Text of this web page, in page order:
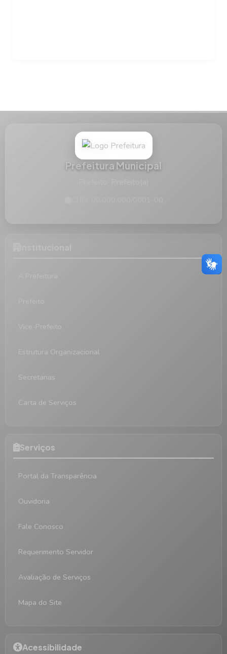
Prefeitura Municipal
Vice-Prefeito
Estrutura Organizacional
Secretarias
Carta de Serviços
Serviços
Portal da Transparência
Ouvidoria
Fale Conosco
Requerimento Servidor
Avaliação de Serviços
Mapa do Site
Acessibilidade